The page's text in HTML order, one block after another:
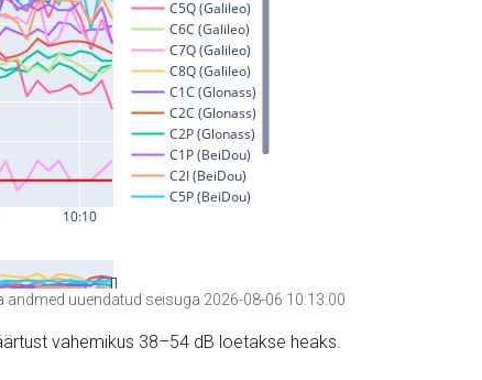
andmed uuendatud seisuga 2026-08-06 10:13:00
vahemikus 38–54 dB loetakse heaks.